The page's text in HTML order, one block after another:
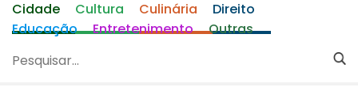
Cidade Cultura Culinária
Direito
Educação
Entretenimento Outras